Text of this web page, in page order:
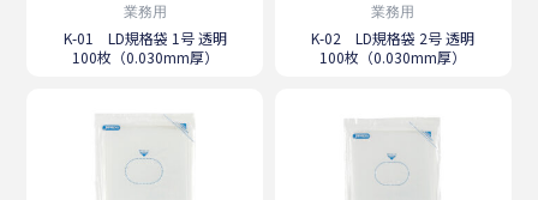
業務用
K-01 LD規格袋 1号 透明
100枚（0.030mm厚）
業務用
K-02 LD規格袋 2号 透明
100枚（0.030mm厚）